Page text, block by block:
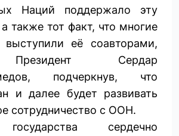
Наций поддержало эту
также тот факт, что многие
выступили её соавторами,
Сердар
подчеркнув, что
и далее будет развивать
сотрудничество с ООН.
сердечно